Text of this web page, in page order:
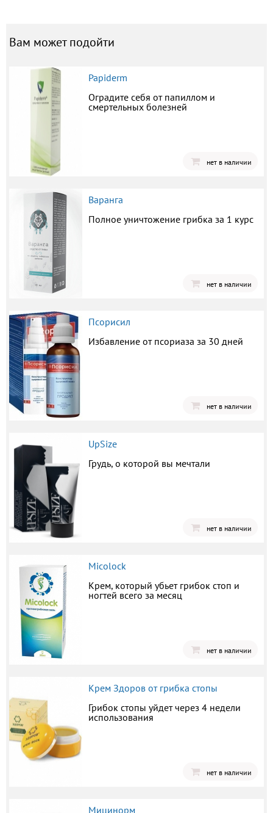
Вам может подойти
Papiderm
Оградите себя от папиллом и
смертельных болезней
нет в наличии
Варанга
Полное уничтожение грибка за 1 курс
нет в наличии
Псорисил
Избавление от псориаза за 30 дней
нет в наличии
UpSize
Грудь, о которой вы мечтали
нет в наличии
Micolock
Крем, который убьет грибок стоп и
ногтей всего за месяц
нет в наличии
Крем Здоров от грибка стопы
Грибок стопы уйдет через 4 недели
использования
нет в наличии
Мицинорм